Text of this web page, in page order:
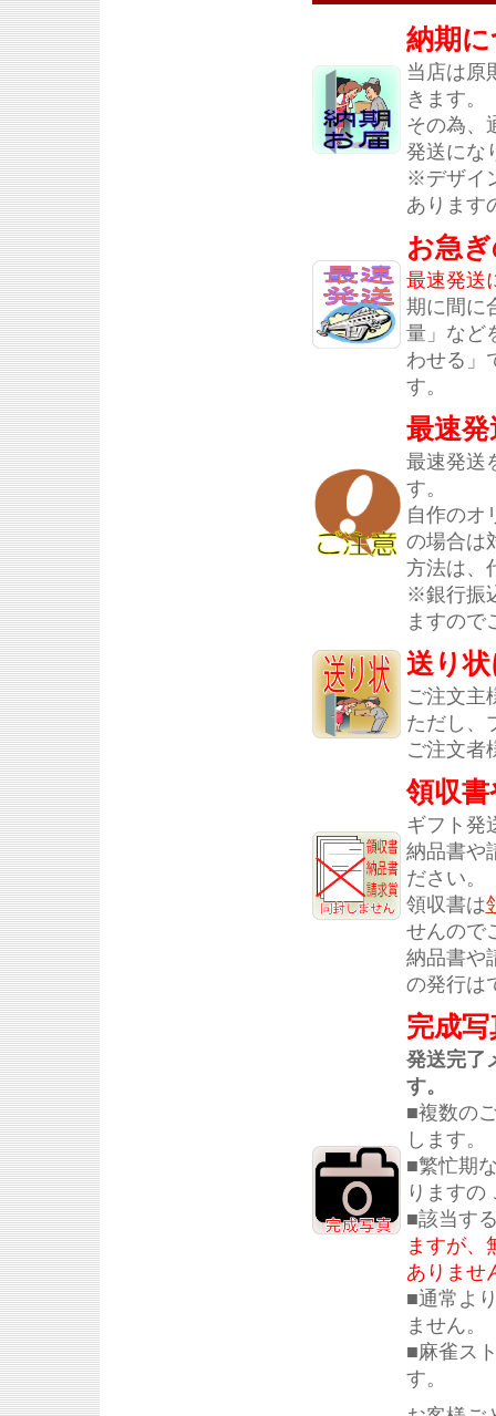
納期
当店は原
きます。
その為、
発送にな
※デザイ
あります
お急
最速発送
期に間に
量」など
わせる」
す。
最速
最速発送
す。
自作のオ
の場合は
方法は、
※銀行振
ますので
送り
ご注文主
ただし、
ご注文者
領収
ギフト発
納品書や
ださい。
領収書は
せんので
納品書や
の発行は
完成
発送完了
す。
■複数の
します。
■繁忙期
りますの
■該当す
ますが、
ありませ
■通常よ
ません。
■麻雀ス
す。